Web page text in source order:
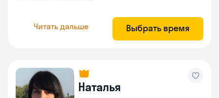
Читать дальше Выбрать время
Наталья